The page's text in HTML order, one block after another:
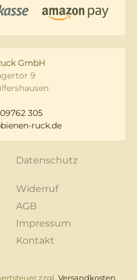
GmbH
9
09762 305
ruck.de
Datenschutz
Widerruf
AGB
Impressum
Kontakt
zzgl. Versandkosten